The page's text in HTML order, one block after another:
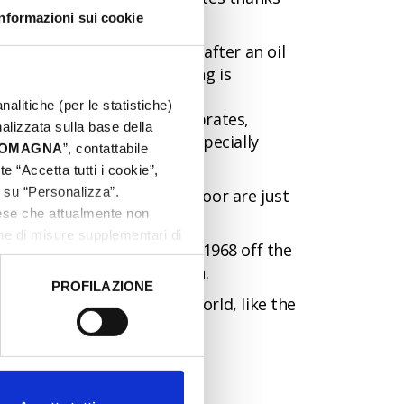
sui cookie
(per le statistiche)
sulla base della
”, contattabile
“Accetta tutti i cookie”,
“Personalizza”.
che attualmente non
di misure supplementari di
PROFILAZIONE
Paguro wreck, named after an oil
area where fishing is
fauna, such as invertebrates,
and many more, especially
resting on the sea floor are just
artificial platform built in 1968 off the
sovereign nation.
of the underwater world, like the
explanatory panels.